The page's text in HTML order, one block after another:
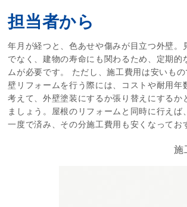
担当者から
年月が経つと、色あせや傷みが目立つ外壁。
でなく、建物の寿命にも関わるため、定期的
ムが必要です。 ただし、施工費用は安いも
壁リフォームを行う際には、コストや耐用年
考えて、外壁塗装にするか張り替えにするか
ましょう。屋根のリフォームと同時に行えば
一度で済み、その分施工費用も安くなってお
施